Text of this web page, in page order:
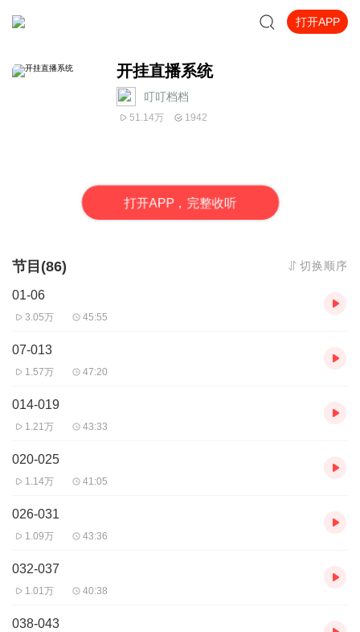
打开APP
开挂直播系统
叮叮档档
51.14万 1942
打开APP，完整收听
节目(86) 切换顺序
01-06
3.05万 45:55
07-013
1.57万 47:20
014-019
1.21万 43:33
020-025
1.14万 41:05
026-031
1.09万 43:36
032-037
1.01万 40:38
038-043